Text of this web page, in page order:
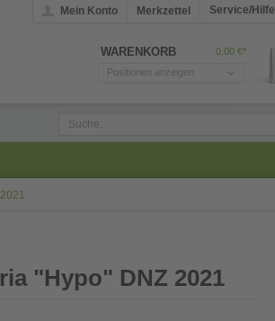
Mein Konto Merkzettel Service/Hilfe
WARENKORB
0,00 €*
Positionen anzeigen
"Hypo" DNZ 2021